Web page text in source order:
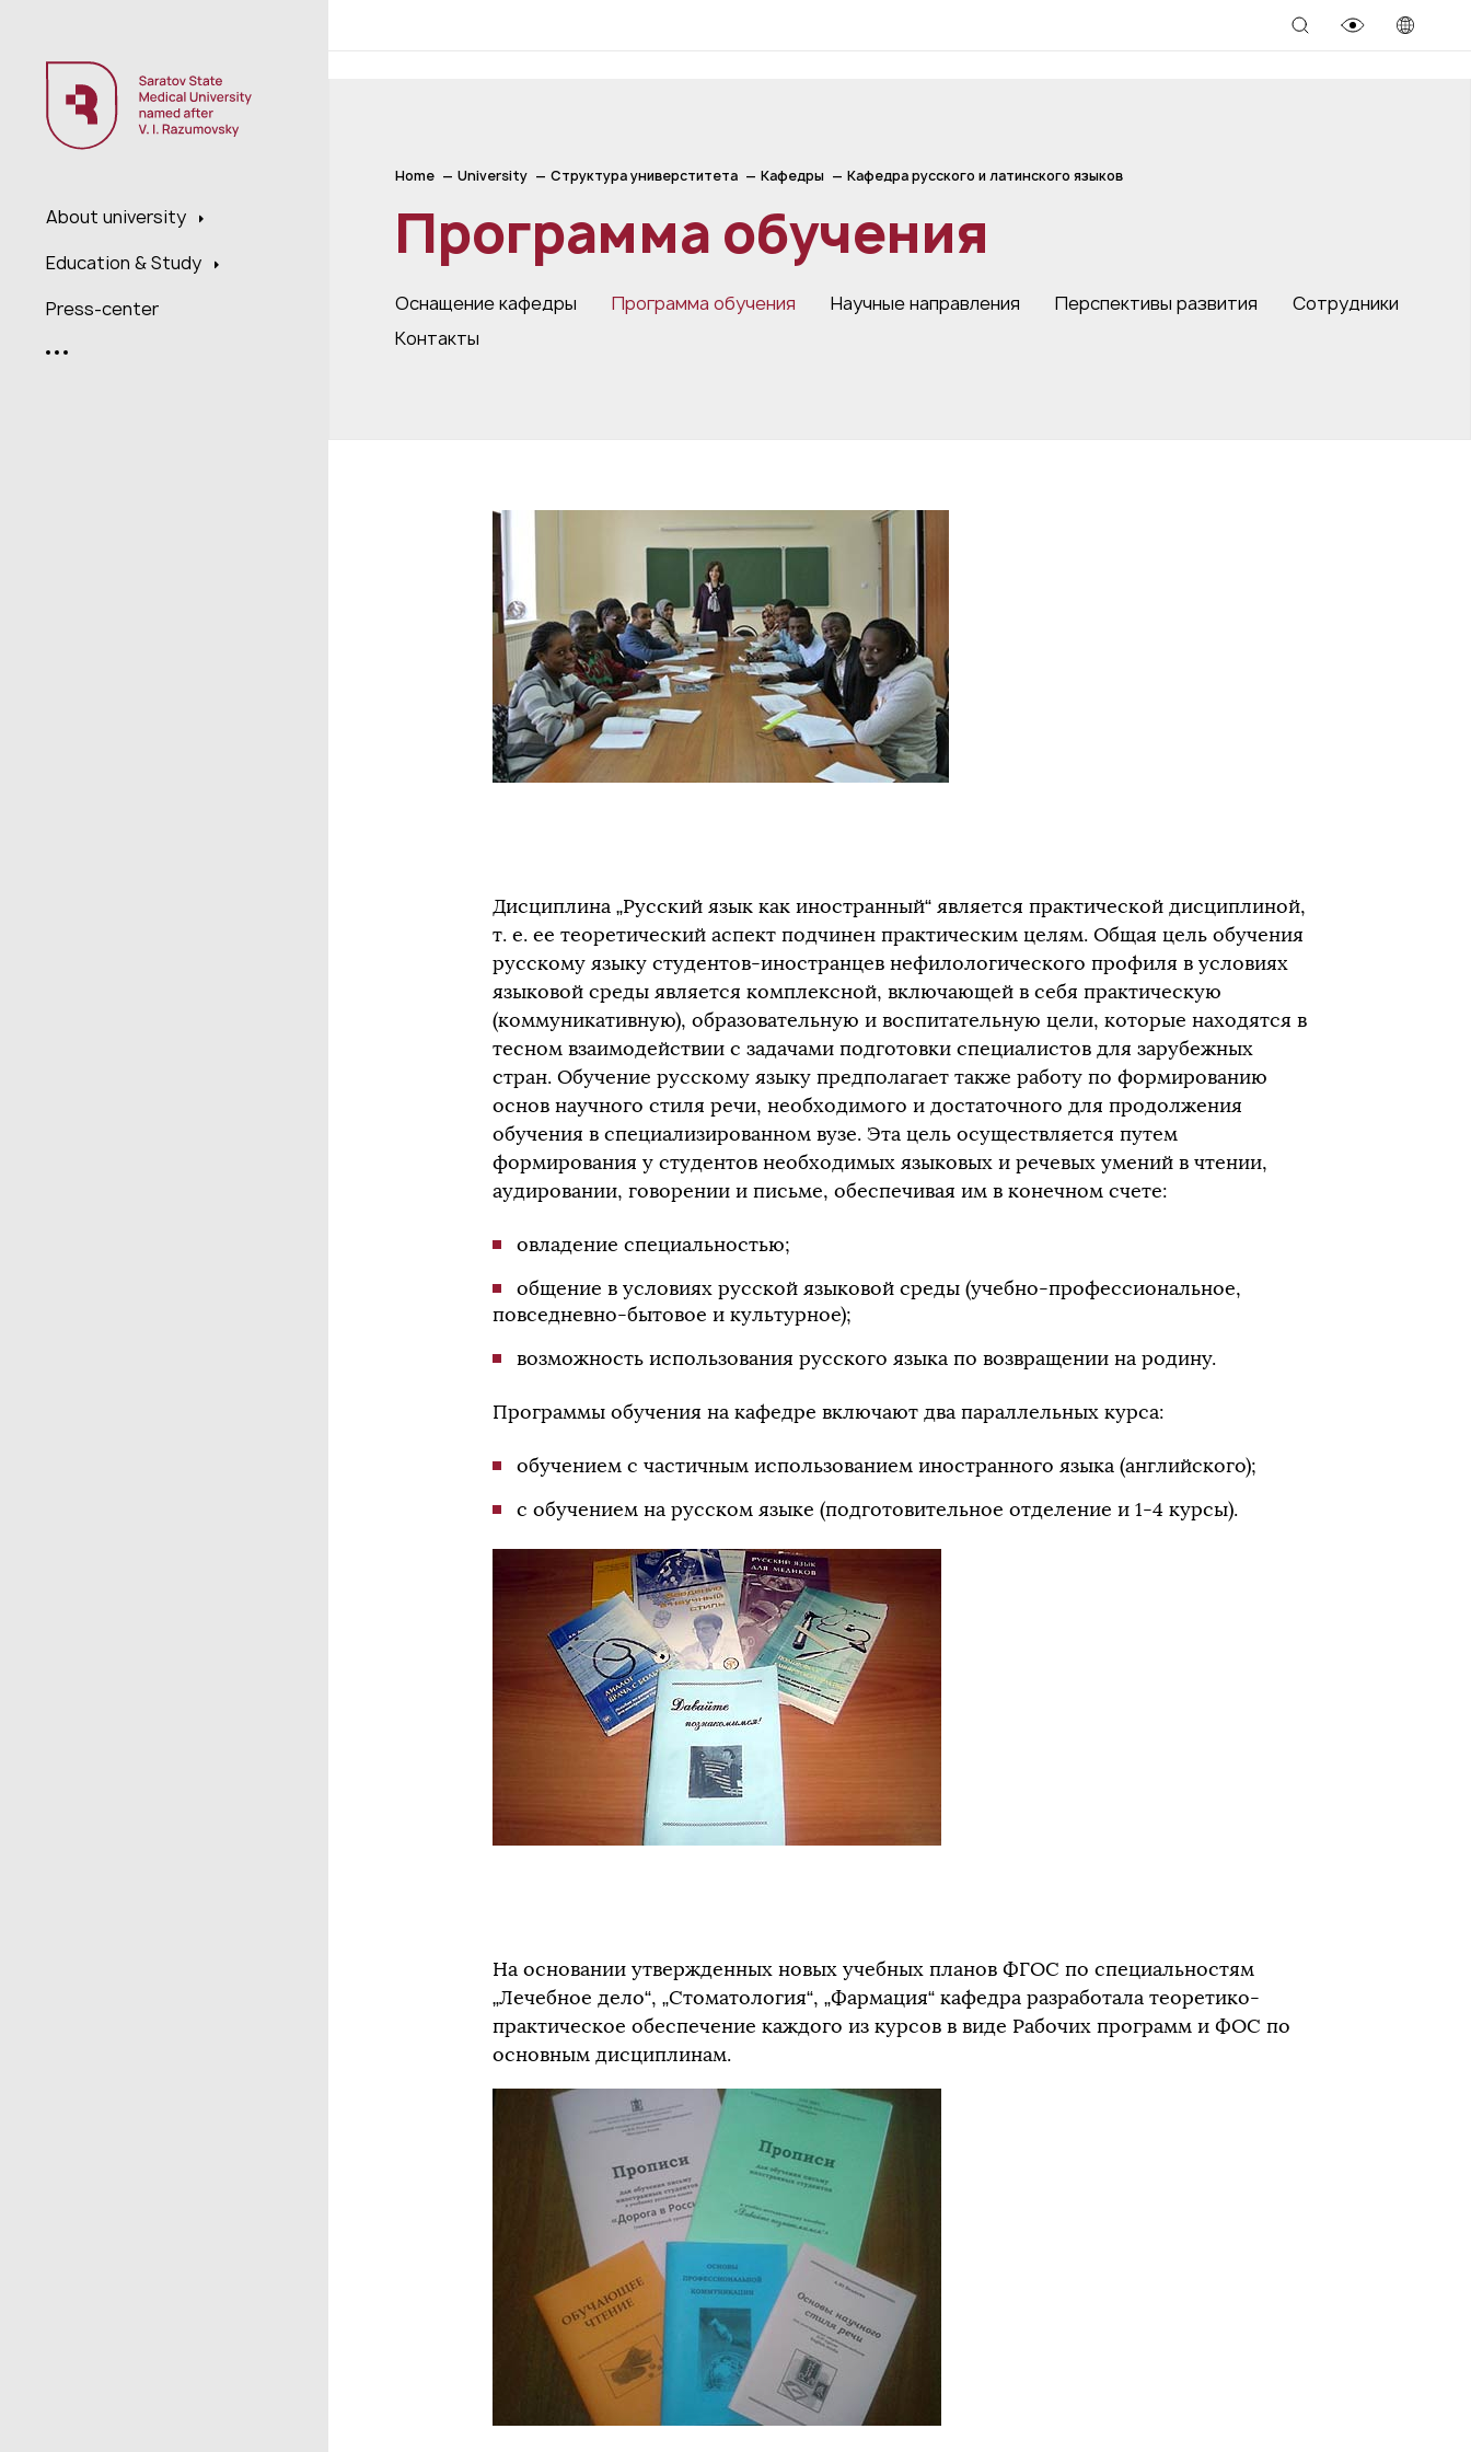
About university
Education & Study
Press-center
Home University Структура универститета Кафедры Кафедра русского и латинского языков
Программа обучения
Оснащение кафедры Программа обучения Научные направления Перспективы развития
Сотрудники
Контакты
Дисциплина „Русский язык как иностранный“ является практической дисциплиной,
т. е. ее теоретический аспект подчинен практическим целям. Общая цель обучения
русскому языку студентов-иностранцев нефилологического профиля в условиях
языковой среды является комплексной, включающей в себя практическую
(коммуникативную), образовательную и воспитательную цели, которые находятся в
тесном взаимодействии с задачами подготовки специалистов для зарубежных
стран. Обучение русскому языку предполагает также работу по формированию
основ научного стиля речи, необходимого и достаточного для продолжения
обучения в специализированном вузе. Эта цель осуществляется путем
формирования у студентов необходимых языковых и речевых умений в чтении,
аудировании, говорении и письме, обеспечивая им в конечном счете:
овладение специальностью;
общение в условиях русской языковой среды (учебно-профессиональное,
повседневно-бытовое и культурное);
возможность использования русского языка по возвращении на родину.
Программы обучения на кафедре включают два параллельных курса:
обучением с частичным использованием иностранного языка (английского);
с обучением на русском языке (подготовительное отделение и 1-4 курсы).
На основании утвержденных новых учебных планов ФГОС по специальностям
„Лечебное дело“, „Стоматология“, „Фармация“ кафедра разработала теоретико-
практическое обеспечение каждого из курсов в виде Рабочих программ и ФОС по
основным дисциплинам.